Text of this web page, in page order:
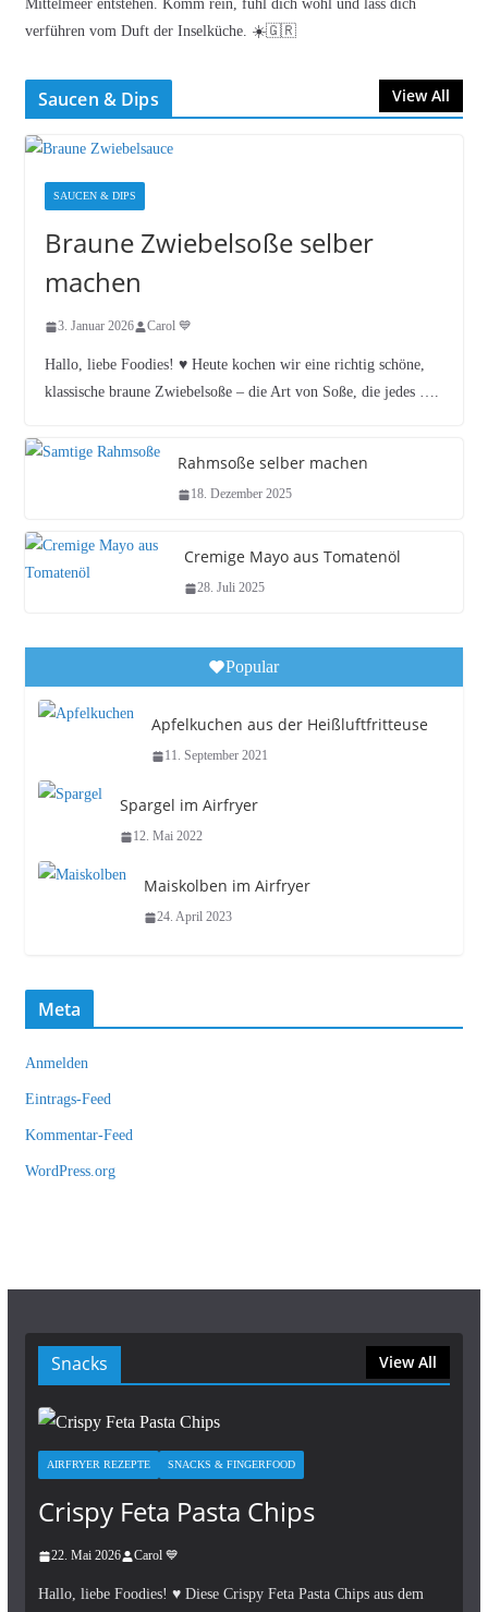
Mittelmeer entstehen. Komm rein, fühl dich wohl und lass dich
verführen vom Duft der Inselküche. ☀️🇬🇷
Saucen & Dips View All
SAUCEN & DIPS
Braune Zwiebelsoße selber
machen
3. Januar 2026 Carol 💙
Hallo, liebe Foodies! ♥︎ Heute kochen wir eine richtig schöne,
klassische braune Zwiebelsoße – die Art von Soße, die jedes ….
Rahmsoße selber machen
18. Dezember 2025
Cremige Mayo aus Tomatenöl
28. Juli 2025
Popular
Apfelkuchen aus der Heißluftfritteuse
11. September 2021
Spargel im Airfryer
12. Mai 2022
Maiskolben im Airfryer
24. April 2023
Meta
Anmelden
Eintrags-Feed
Kommentar-Feed
WordPress.org
Snacks View All
AIRFRYER REZEPTE SNACKS & FINGERFOOD
Crispy Feta Pasta Chips
22. Mai 2026 Carol 💙
Hallo, liebe Foodies! ♥︎ Diese Crispy Feta Pasta Chips aus dem